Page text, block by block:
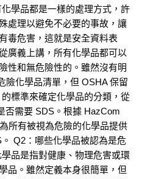
學品都是一樣的處理方式，許
處理以避免不必要的事故，讓
毒危害，這就是安全資料表
廣義上講，所有化學品都可以
性和無危險性的。雖然沒有明
險化學品清單，但 OSHA 保留
標準來確定化學品的分類，從
否需要 SDS。根據 HazCom
所有被視為危險的化學品提供
Q2：哪些化學品被認為是危
品是指對健康、物理危害或環
品。雖然定義本身很簡單，但